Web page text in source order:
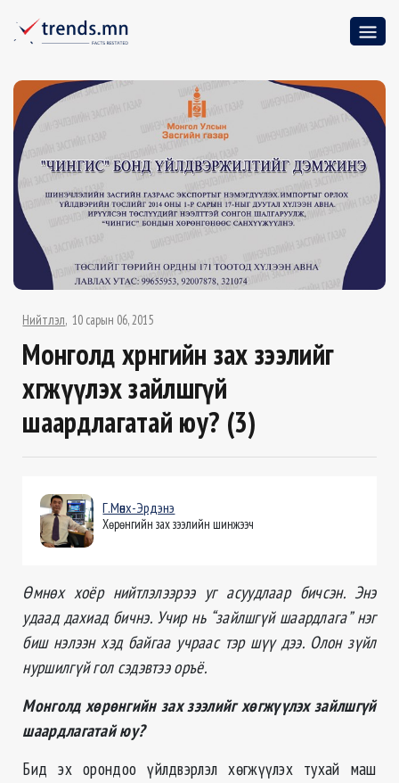
Нийтлэл 10 сарын 06, 2015
Монголд хөрөнгийн зах зээлийг
хөгжүүлэх зайлшгүй
шаардлагатай юу? (3)
Г.Мөнх-Эрдэнэ
Хөрөнгийн зах зээлийн шинжээч
Өмнөх хоёр нийтлэлээрээ уг асуудлаар бичсэн. Энэ
удаад дахиад бичнэ. Учир нь “зайлшгүй шаардлага” нэг
биш нэлээн хэд байгаа учраас тэр шүү дээ. Олон зүйл
нуршилгүй гол сэдэвтээ оръё.
Монголд хөрөнгийн зах зээлийг хөгжүүлэх зайлшгүй
шаардлагатай юу?
Бид эх орондоо үйлдвэрлэл хөгжүүлэх тухай маш